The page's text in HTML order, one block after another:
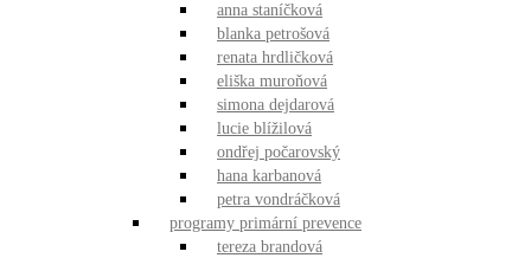
anna staníčková
blanka petrošová
renata hrdličková
eliška muroňová
simona dejdarová
lucie blížilová
ondřej počarovský
hana karbanová
petra vondráčková
programy primární prevence
tereza brandová